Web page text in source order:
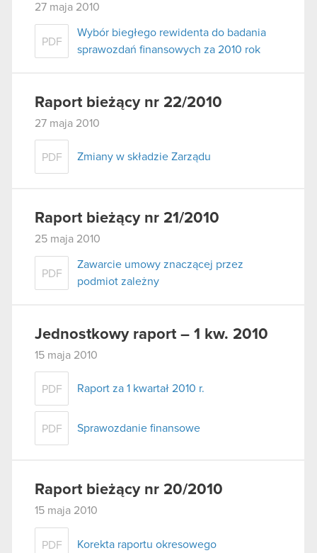
27 maja 2010
PDF
Wybór biegłego rewidenta do badania
sprawozdań finansowych za 2010 rok
Raport bieżący nr 22/2010
27 maja 2010
PDF Zmiany w składzie Zarządu
Raport bieżący nr 21/2010
25 maja 2010
PDF
Zawarcie umowy znaczącej przez
podmiot zależny
Jednostkowy raport – 1 kw. 2010
15 maja 2010
PDF Raport za 1 kwartał 2010 r.
PDF Sprawozdanie finansowe
Raport bieżący nr 20/2010
15 maja 2010
PDF Korekta raportu okresowego